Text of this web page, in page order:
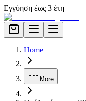
Εγγύηση έως 3 έτη
Home
More